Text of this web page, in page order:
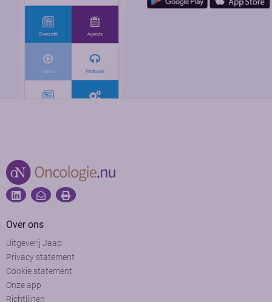
Over ons
Uitgeverij Jaap
Privacy statement
Cookie statement
Onze app
Richtlijnen